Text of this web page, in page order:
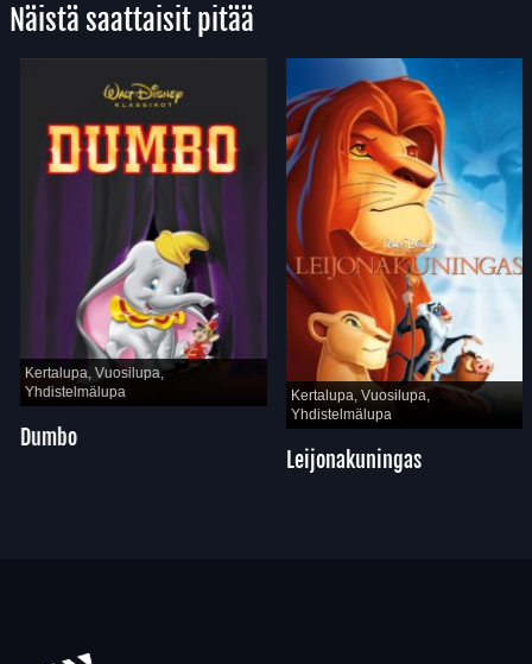
Näistä saattaisit pitää
Kertalupa, Vuosilupa,
Yhdistelmälupa
Dumbo
Kertalupa, Vuosilupa,
Yhdistelmälupa
Leijonakuningas